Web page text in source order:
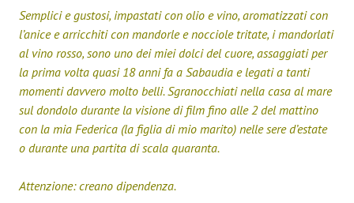
Semplici e gustosi, impastati con olio e vino, aromatizzati con
l’anice e arricchiti con mandorle e nocciole tritate, i mandorlati
al vino rosso, sono uno dei miei dolci del cuore, assaggiati per
la prima volta quasi 18 anni fa a Sabaudia e legati a tanti
momenti davvero molto belli. Sgranocchiati nella casa al mare
sul dondolo durante la visione di film fino alle 2 del mattino
con la mia Federica (la figlia di mio marito) nelle sere d’estate
o durante una partita di scala quaranta.
Attenzione: creano dipendenza.